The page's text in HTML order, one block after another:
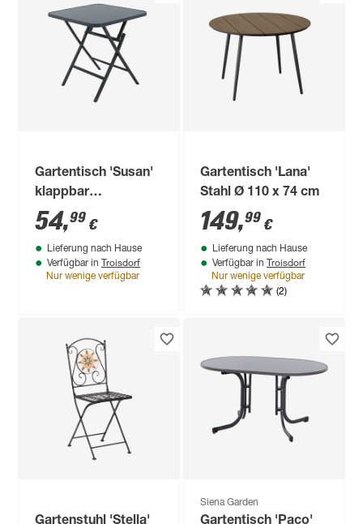
Gartentisch 'Susan'
klappbar
Aluminum/Glas 70 x
74 x 70 cm
54,99 €
Lieferung nach Hause
Verfügbar in Troisdorf
Nur wenige verfügbar
Gartentisch 'Lana'
Stahl Ø 110 x 74 cm
149,99 €
Lieferung nach Hause
Verfügbar in Troisdorf
Nur wenige verfügbar
(2)
Siena Garden